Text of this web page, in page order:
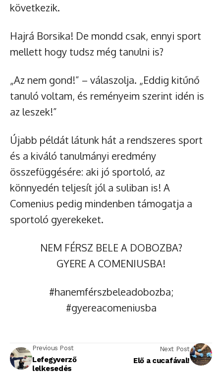
következik.
Hajrá Borsika! De mondd csak, ennyi sport
mellett hogy tudsz még tanulni is?
„Az nem gond!” – válaszolja. „Eddig kitűnő
tanuló voltam, és reményeim szerint idén is
az leszek!”
Újabb példát látunk hát a rendszeres sport
és a kiváló tanulmányi eredmény
összefüggésére: aki jó sportoló, az
könnyedén teljesít jól a suliban is! A
Comenius pedig mindenben támogatja a
sportoló gyerekeket.
NEM FÉRSZ BELE A DOBOZBA?
GYERE A COMENIUSBA!
#hanemférszbeleadobozba;
#gyereacomeniusba
Previous Post
Lefegyverző
lelkesedés
Next Post
Elő a cucafával!